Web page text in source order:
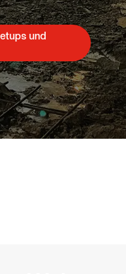
und